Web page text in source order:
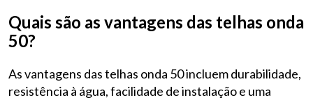
Quais são as vantagens das telhas onda
50?
As vantagens das telhas onda 50 incluem durabilidade,
resistência à água, facilidade de instalação e uma